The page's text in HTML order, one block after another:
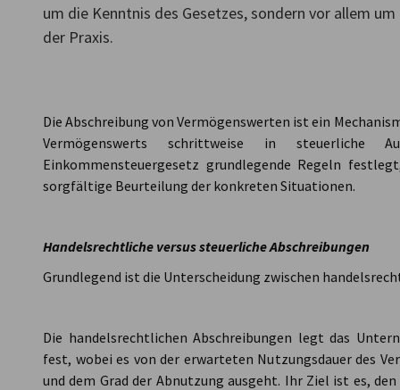
Slovakia
um die Kenntnis des Gesetzes, sondern vor allem
der Praxis.
Die Abschreibung von Vermögenswerten ist ein
Vermögenswerts schrittweise in steuerliche
Einkommensteuergesetz grundlegende Regeln
sorgfältige Beurteilung der konkreten Situationen.
Handelsrechtliche versus steuerliche Abschreibungen
Grundlegend ist die Unterscheidung zwischen
Die handelsrechtlichen Abschreibungen legt das
fest, wobei es von der erwarteten Nutzungsdauer des
und dem Grad der Abnutzung ausgeht. Ihr Ziel ist es,